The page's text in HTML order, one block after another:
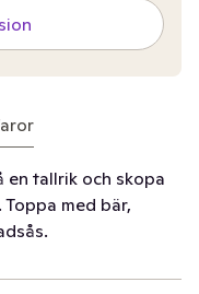
en tallrik och skopa
med bär,